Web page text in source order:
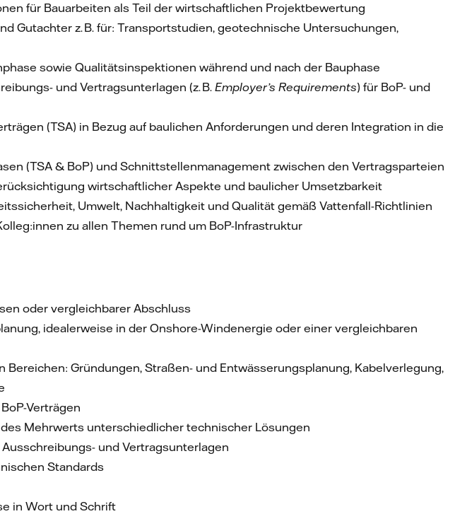
für Bauarbeiten als Teil der wirtschaftlichen Projektbewertung
Gutachter z. B. für: Transportstudien, geotechnische Untersuchungen,
sowie Qualitätsinspektionen während und nach der Bauphase
und Vertragsunterlagen (z. B. Employer’s Requirements) für BoP- und
(TSA) in Bezug auf baulichen Anforderungen und deren Integration in die
(TSA & BoP) und Schnittstellenmanagement zwischen den Vertragsparteien
wirtschaftlicher Aspekte und baulicher Umsetzbarkeit
Umwelt, Nachhaltigkeit und Qualität gemäß Vattenfall-Richtlinien
zu allen Themen rund um BoP-Infrastruktur
oder vergleichbarer Abschluss
idealerweise in der Onshore-Windenergie oder einer vergleichbaren
Gründungen, Straßen- und Entwässerungsplanung, Kabelverlegung,
Verträgen
Mehrwerts unterschiedlicher technischer Lösungen
und Vertragsunterlagen
Standards
in Wort und Schrift